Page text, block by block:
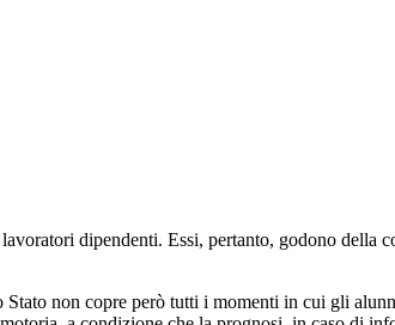
dipendenti. Essi, pertanto, godono
non copre però tutti i momenti in cui gli